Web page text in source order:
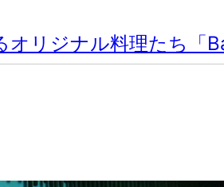
オリジナル料理たち「